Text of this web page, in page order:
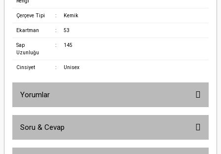
Çerçeve Tipi : Kemik
Ekartman : 53
Sap
Uzunluğu
: 145
Cinsiyet : Unisex
Yorumlar
Soru & Cevap